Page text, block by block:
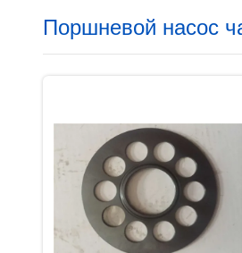
Поршневой насос